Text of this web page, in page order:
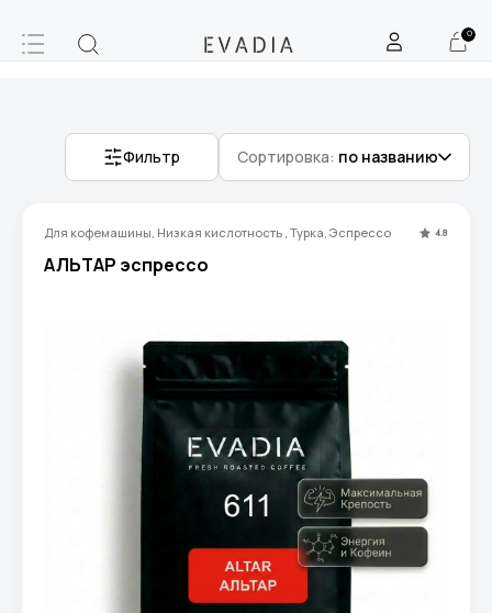
0
Фильтр Сортировка: по названию
Для кофемашины, Низкая кислотность , Турка, Эспрессо 4.8
АЛЬТАР эспрессо